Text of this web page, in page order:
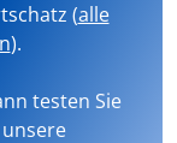
(alle
).
testen Sie